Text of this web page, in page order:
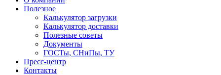
Полезное
Калькулятор загрузки
Калькулятор доставки
Полезные советы
Документы
ГОСТы, СНиПы, ТУ
Пресс-центр
Контакты